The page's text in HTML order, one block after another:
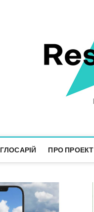
ГЛОСАРІЙ ПРО ПРОЕКТ